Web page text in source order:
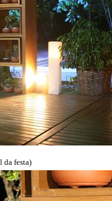
da festa)